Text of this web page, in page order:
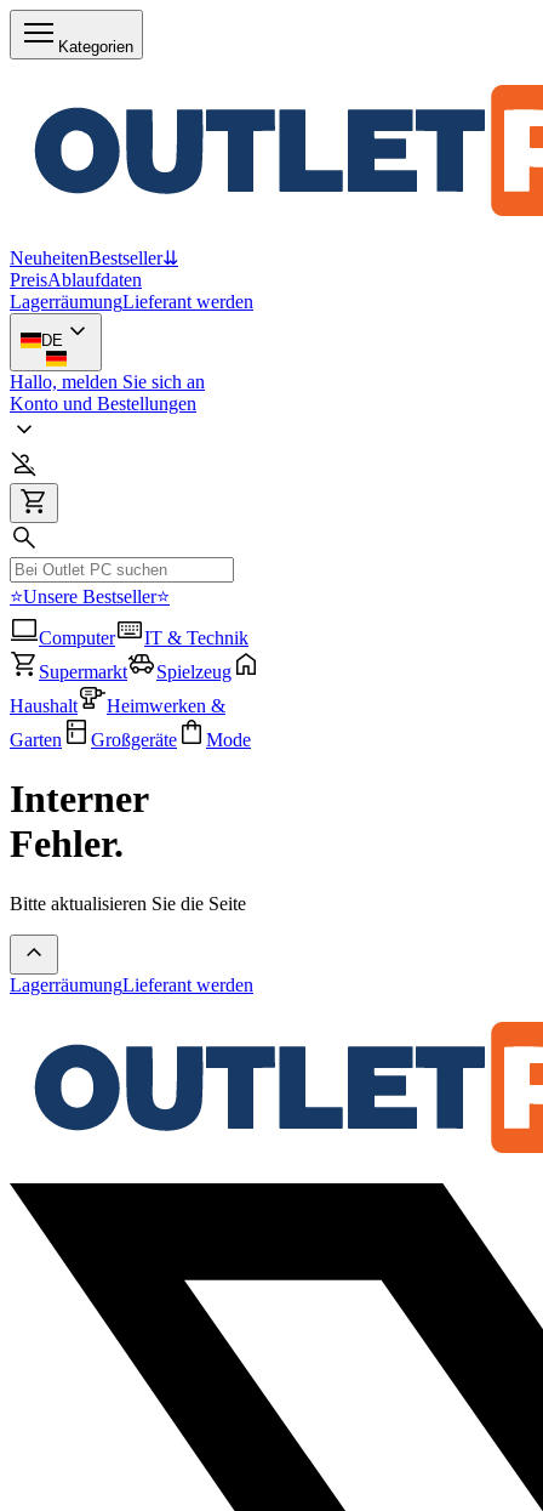
Kategorien
NeuheitenBestseller⇊
PreisAblaufdaten
LagerräumungLieferant werden
DE
Hallo, melden Sie sich an
Konto und Bestellungen
⭐Unsere Bestseller⭐
Computer
IT & Technik
Supermarkt
Spielzeug
Haushalt
Heimwerken &
Garten
Großgeräte Mode
Interner
Fehler.
Bitte aktualisieren Sie die Seite
LagerräumungLieferant werden